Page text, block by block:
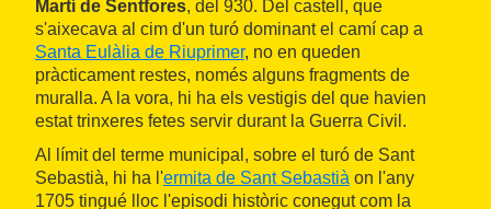
Martí de Sentfores, del 930. Del castell, que
s'aixecava al cim d'un turó dominant el camí cap a
Santa Eulàlia de Riuprimer, no en queden
pràcticament restes, només alguns fragments de
muralla. A la vora, hi ha els vestigis del que havien
estat trinxeres fetes servir durant la Guerra Civil.
Al límit del terme municipal, sobre el turó de Sant
Sebastià, hi ha l'ermita de Sant Sebastià on l'any
1705 tingué lloc l'episodi històric conegut com la